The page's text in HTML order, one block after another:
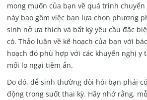
mong muốn của bạn về quá trình
này bao gồm việc bạn lựa chọn phương
sinh nở ưa thích và bất kỳ yêu cầu đặc
có. Thảo luận về kế hoạch của bạn với
hoạch đó phù hợp với các khuyến nghị y
mối lo ngại tiềm ẩn.
Do đó, để sinh thường đòi hỏi bạn phải
động trong suốt thai kỳ. Hãy nhớ rằng,